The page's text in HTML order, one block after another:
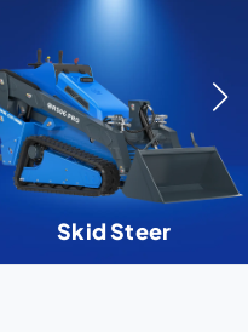
Skid Steer